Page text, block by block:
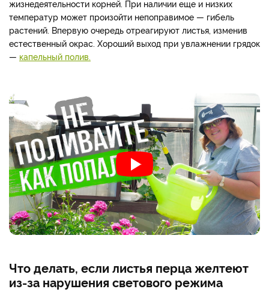
жизнедеятельности корней. При наличии еще и низких
температур может произойти непоправимое — гибель
растений. Впервую очередь отреагируют листья, изменив
естественный окрас. Хороший выход при увлажнении грядок
— капельный полив.
Что делать, если листья перца желтеют
из-за нарушения светового режима